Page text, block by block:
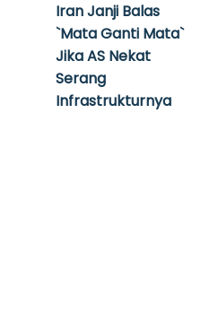
Iran Janji Balas
`Mata Ganti Mata`
Jika AS Nekat
Serang
Infrastrukturnya